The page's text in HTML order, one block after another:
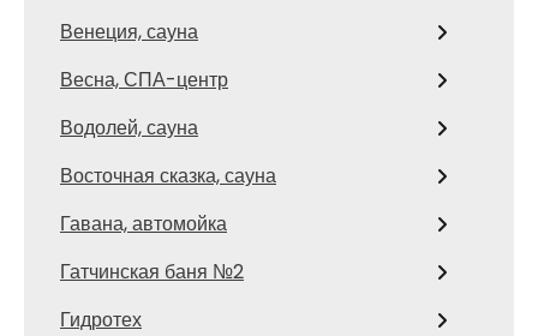
Венеция, сауна
Весна, СПА-центр
Водолей, сауна
Восточная сказка, сауна
Гавана, автомойка
Гатчинская баня №2
Гидротех